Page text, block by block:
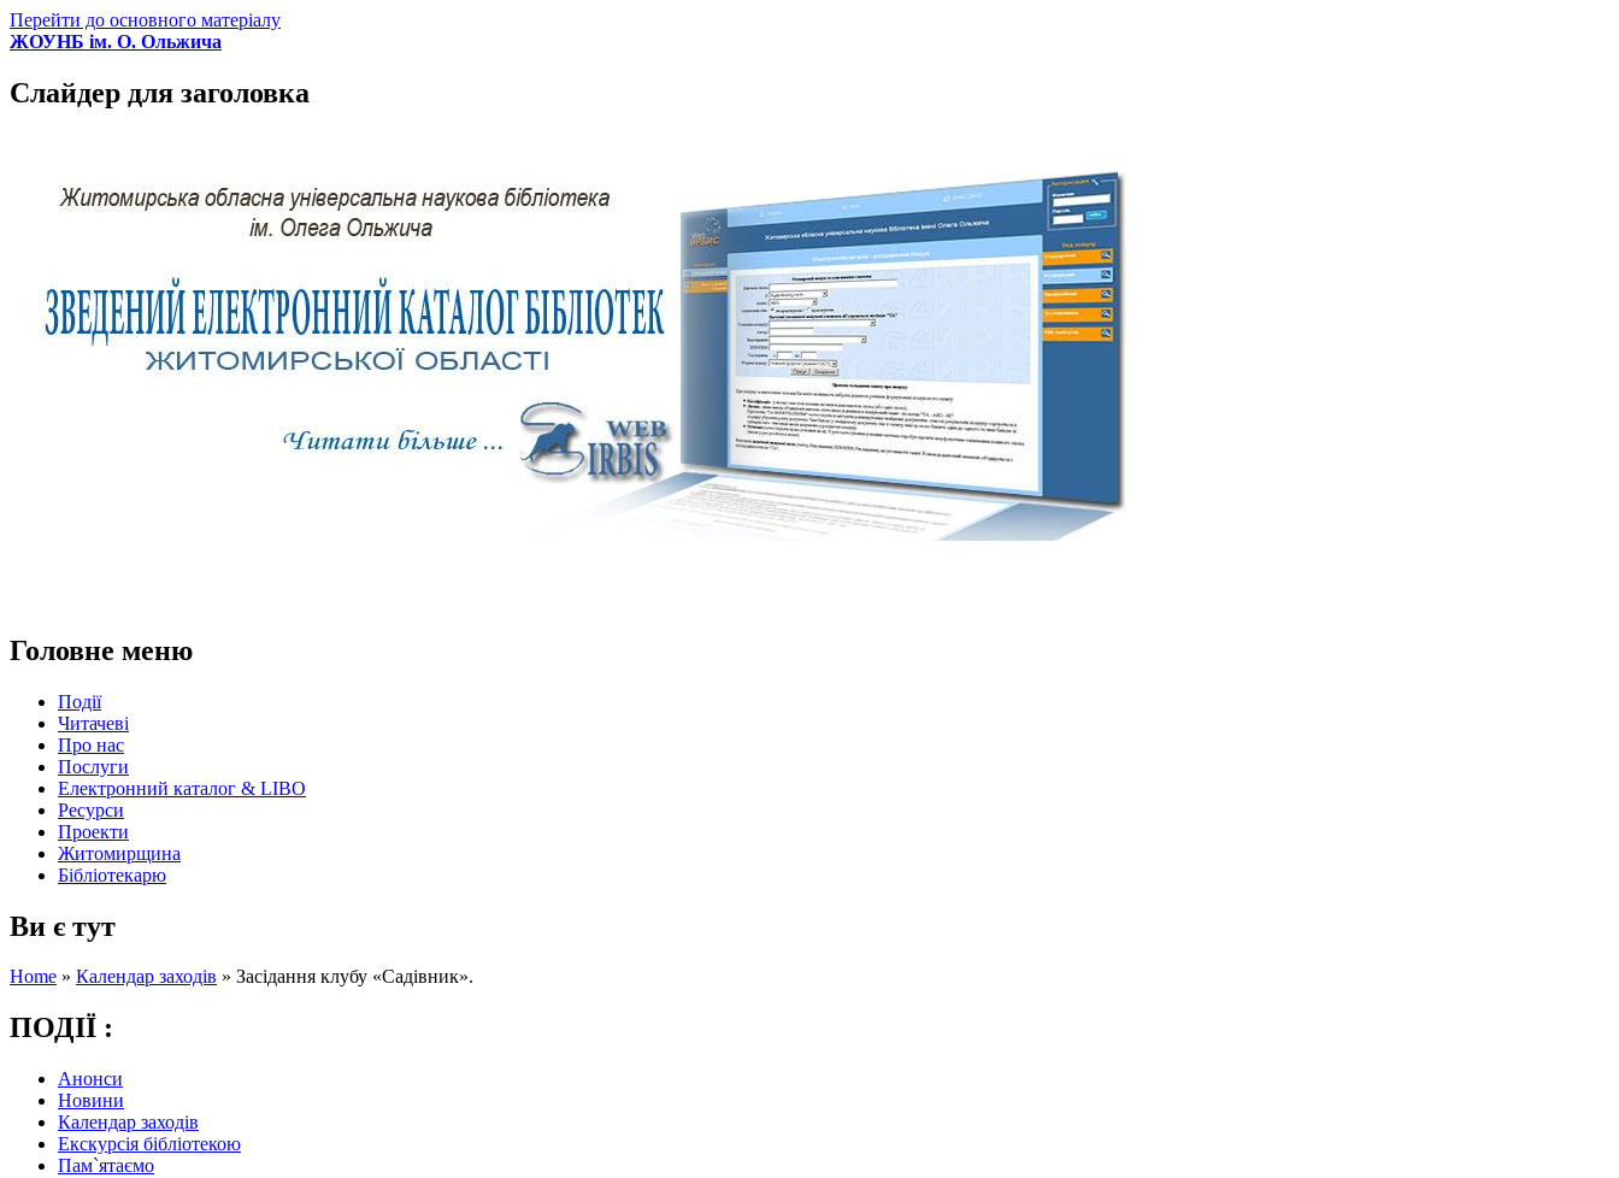
Перейти до основного матеріалу
ЖОУНБ ім. О. Ольжича
Слайдер для заголовка
Головне меню
Події
Читачеві
Про нас
Послуги
Електронний каталог & LIBO
Ресурси
Проекти
Житомирщина
Бібліотекарю
Ви є тут
Home » Календар заходів » Засідання клубу «Садівник».
ПОДІЇ :
Анонси
Новини
Календар заходів
Екскурсія бібліотекою
Пам`ятаємо